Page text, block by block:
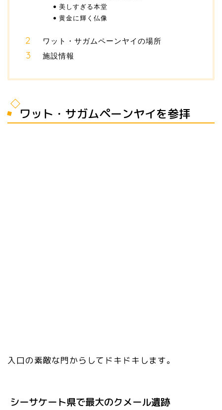
美しすぎる本堂
黄金に輝く仏像
ワット・サガムペーンヤイの場所
施設情報
ワット・サガムペーンヤイを参拝
入口の素敵な門からしてドキドキします。
シーサケート県で最大のクメール遺跡